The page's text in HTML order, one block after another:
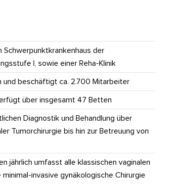
Schwerpunktkrankenhaus der
I, sowie einer Reha-Klinik
und beschäftigt ca. 2.700 Mitarbeiter
über insgesamt 47 Betten
Diagnostik und Behandlung über
Tumorchirurgie bis hin zur Betreuung von
jährlich umfasst alle klassischen vaginalen
invasive gynäkologische Chirurgie